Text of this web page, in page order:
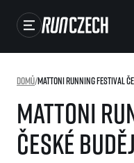
Foto & Video
RunCzech Store
Mattoni
České
Domů/Mattoni Running Festival